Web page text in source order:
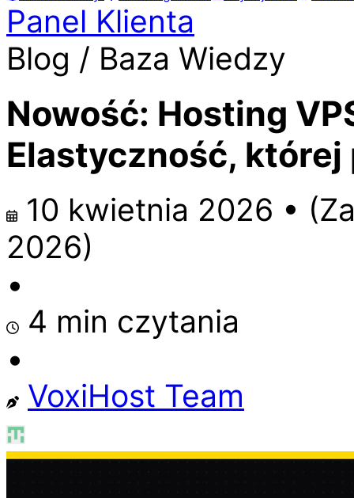
Panel Klienta
Blog / Baza Wiedzy
Nowość: Hosting
Elastyczność,
10 kwietnia 2026 •
2026)
•
4 min czytania
•
VoxiHost Team